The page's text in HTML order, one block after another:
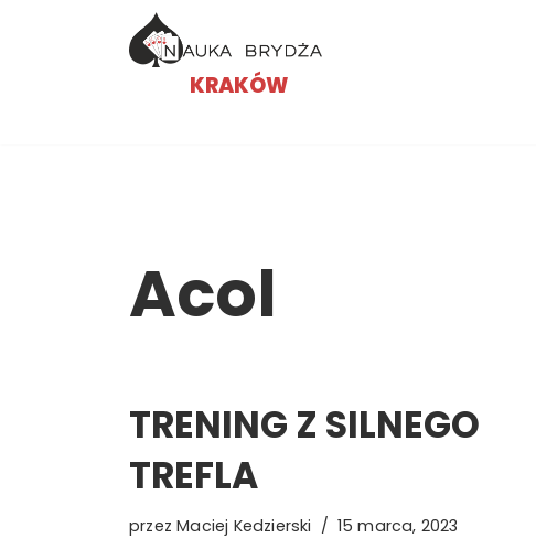
KRAKÓW
Acol
TRENING Z SILNEGO
TREFLA
przezMaciej Kedzierski 15 marca, 2023